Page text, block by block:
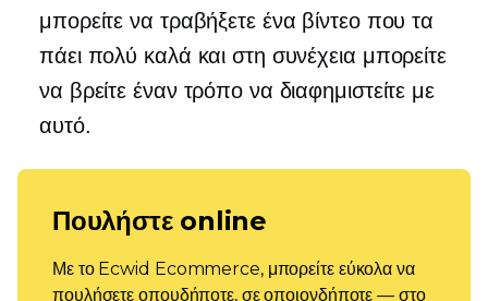
μπορείτε να τραβήξετε ένα βίντεο που τα
πάει πολύ καλά και στη συνέχεια μπορείτε
να βρείτε έναν τρόπο να διαφημιστείτε με
αυτό.
Πουλήστε online
Με το Ecwid Ecommerce, μπορείτε εύκολα να
πουλήσετε οπουδήποτε, σε οποιονδήποτε — στο